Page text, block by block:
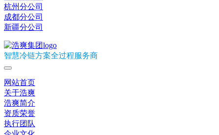
杭州分公司
成都分公司
新疆分公司
智慧冷链方案全过程服务商
网站首页
关于浩爽
浩爽简介
资质荣誉
执行团队